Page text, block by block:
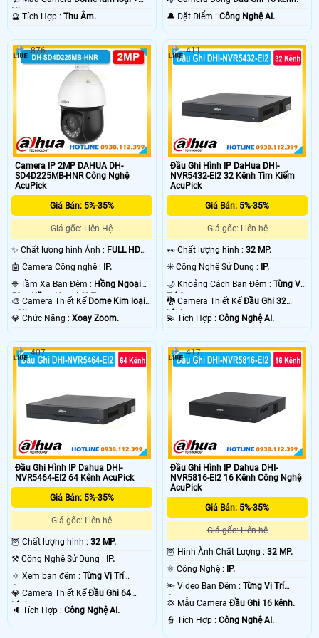
Nhựa.
️🔮 Tích Hợp : Thu Âm.
️🔔 Đặt Điểm :Công Nghệ AI.
Camera IP 2MP DAHUA DH-
SD4D225MB-HNR Công Nghệ
AcuPick
Giá Bán: 5%-35%
Giá gốc: Liên Hệ
✨ Chất lượng hình Ảnh : FULL HD
1080P .
🤖️ Camera Công nghệ :
IP.
❈ Tầm Xa Ban Đêm : Hồng Ngoại
50m Hồng Ngoại SMD.
🎨 Camera Thiết Kế Dome Kim loại
+ Nhựa.
️💎 Chức Năng : Xoay Zoom.
876
Đầu Ghi Hình IP DaHua DHI-
NVR5432-EI2 32 Kênh Tìm Kiếm
AcuPick
Giá Bán: 5%-35%
Giá gốc: Liên hệ
️👀 Chất lượng hình :32 MP.
✳️ Công Nghệ Sử Dụng :
IP.
🌙 Khoảng Cách Ban Đêm :Từng Vị
Trí Camera .
🐉️ Camera Thiết KếĐầu Ghi 32
kênh.
️💫 Tích Hợp :Công Nghệ AI.
411
Đầu Ghi Hình IP Dahua DHI-
NVR5464-EI2 64 Kênh AcuPick
Giá Bán: 5%-35%
Giá gốc: Liên hệ
🦉 Chất lượng hình : 32 MP.
⚒ Công Nghệ Sử Dụng :
IP.
🔅 Xem ban đêm : Từng Vị Trí
Camera .
💎 Camera Thiết Kế Đầu Ghi 64
kênh.
️🔈 Tích Hợp : Công Nghệ AI.
407
Đầu Ghi Hình IP Dahua DHI-
NVR5816-EI2 16 Kênh Công Nghệ
AcuPick
Giá Bán: 5%-35%
Giá gốc: Liên hệ
🦉 Hình Ành Chất Lượng :32 MP.
⚛️ Công Nghệ :
IP.
🔦 Video Ban Đêm :Từng Vị Trí
Camera .
💢 Mẫu CameraĐầu Ghi 16 kênh.
️👮 Tích Hợp :Công Nghệ AI.
417